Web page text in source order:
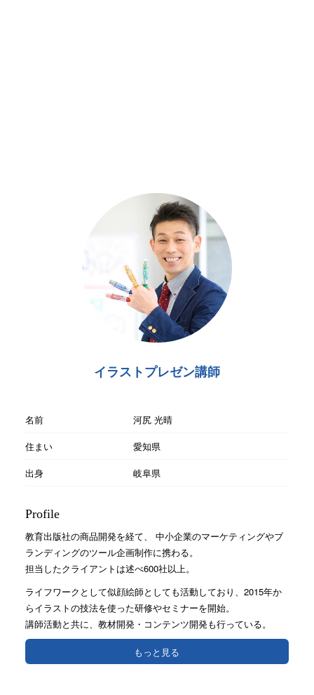
イラストプレゼン講師
名前
河尻 光晴
住まい
愛知県
出身
岐阜県
Profile
教育出版社の商品開発を経て、 中小企業のマーケティングやブ
ランディングのツール企画制作に携わる。
担当したクライアントは述べ600社以上。
ライフワークとして似顔絵師としても活動しており、2015年か
らイラストの技法を使った研修やセミナーを開始。
講師活動と共に、教材開発・コンテンツ開発も行っている。
もっと見る